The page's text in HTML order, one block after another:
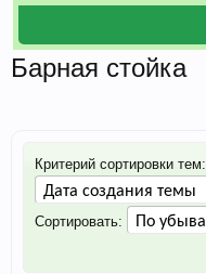
Барная стойка
Критерий сортировки тем:
Сортировать: